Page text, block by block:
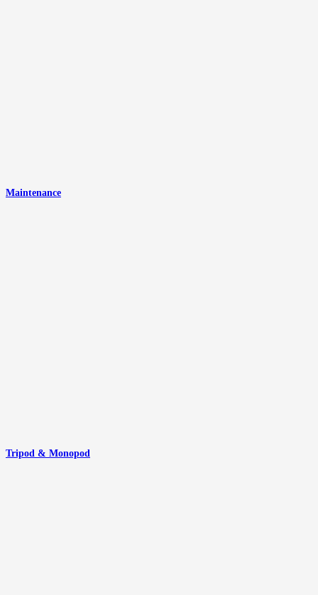
Maintenance
Tripod & Monopod